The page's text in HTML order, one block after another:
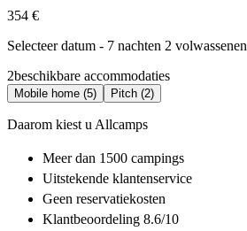
354 €
Selecteer datum - 7 nachten 2 volwassenen
2beschikbare accommodaties
Mobile home (5) Pitch (2)
Daarom kiest u Allcamps
Meer dan 1500 campings
Uitstekende klantenservice
Geen reservatiekosten
Klantbeoordeling 8.6/10